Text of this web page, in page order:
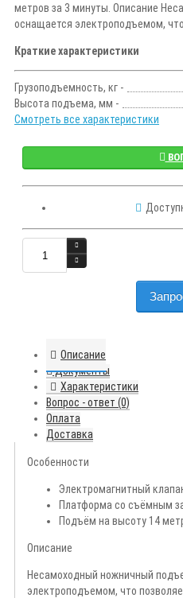
метров за 3 минуты. Описание
оснащается электроподъемом,
Краткие характеристики
Грузоподъемность, кг -
Высота подъема, мм -
Смотреть все характеристики
Описание
Документы
Характеристики
Вопрос - ответ (0)
Оплата
Доставка
Особенности
Электромагнитный
Платформа со съёмным
Подъём на высоту 14
Описание
Несамоходный ножничный
электроподъемом, что